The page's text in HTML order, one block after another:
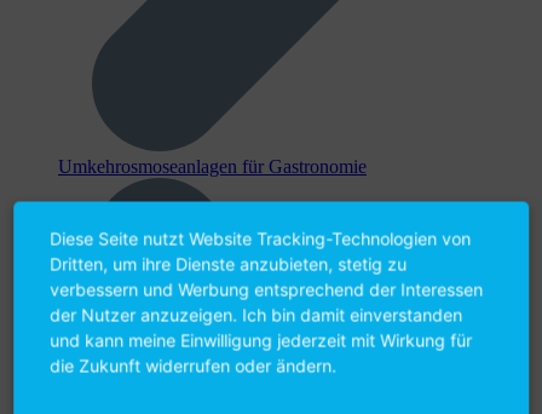
Umkehr­osmose­anlagen für Gastronomie
Diese Seite nutzt Website Tracking-Technologien von
Dritten, um ihre Dienste anzubieten, stetig zu
verbessern und Werbung entsprechend der Interessen
der Nutzer anzuzeigen. Ich bin damit einverstanden
und kann meine Einwilligung jederzeit mit Wirkung für
die Zukunft widerrufen oder ändern.